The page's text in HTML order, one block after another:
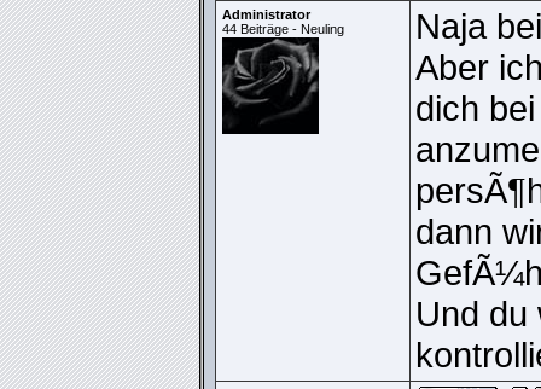
Administrator
44 Beiträge - Neuling
Naja
Aber
dich
dann
Und du